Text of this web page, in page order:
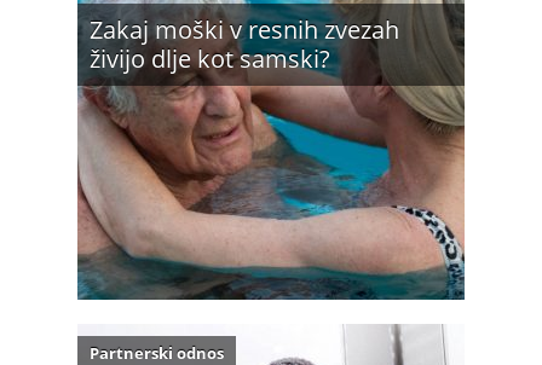
Zakaj moški v resnih zvezah
živijo dlje kot samski?
Partnerski odnos